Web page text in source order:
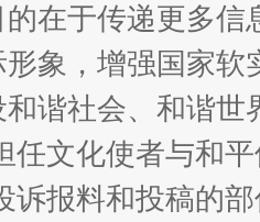
在于传递更多
象，增强国家
谐社会、和谐
任文化使者与和
诉报料和投稿的